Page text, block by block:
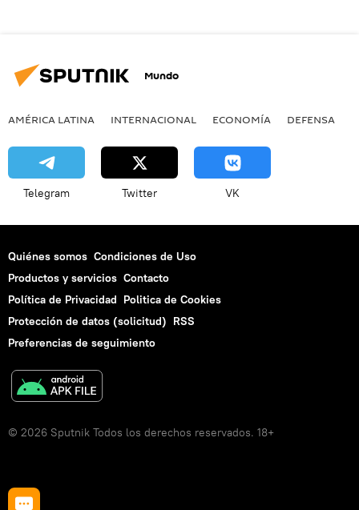
Mundo
AMÉRICA LATINA INTERNACIONAL ECONOMÍA DEFENSA
Telegram Twitter VK
Quiénes somos Condiciones de Uso
Productos y servicios Contacto
Política de Privacidad Politica de Cookies
Protección de datos (solicitud) RSS
Preferencias de seguimiento
© 2026 Sputnik Todos los derechos reservados. 18+